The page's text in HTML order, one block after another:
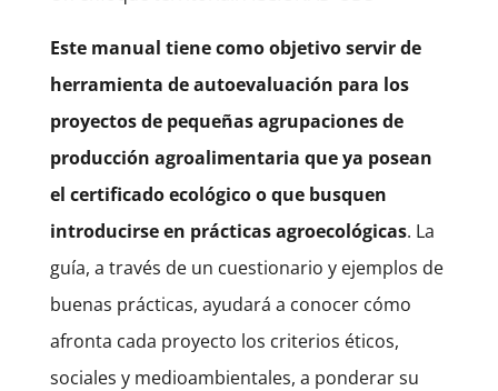
Este manual tiene como objetivo servir de
herramienta de autoevaluación para los
proyectos de pequeñas agrupaciones de
producción agroalimentaria que ya posean
el certificado ecológico o que busquen
introducirse en prácticas agroecológicas. La
guía, a través de un cuestionario y ejemplos de
buenas prácticas, ayudará a conocer cómo
afronta cada proyecto los criterios éticos,
sociales y medioambientales, a ponderar su